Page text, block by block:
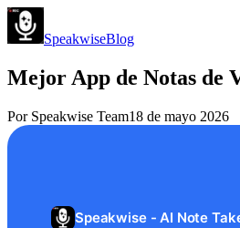
SpeakwiseBlog
Mejor App de Notas de
Por Speakwise Team18 de mayo 2026
Speakwise - AI Note